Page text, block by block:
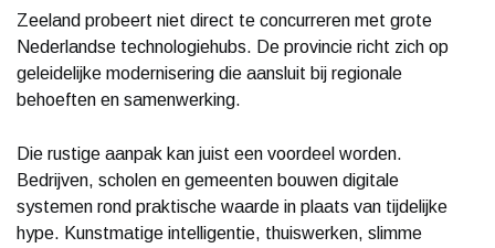
Zeeland probeert niet direct te concurreren met grote
Nederlandse technologiehubs. De provincie richt zich op
geleidelijke modernisering die aansluit bij regionale
behoeften en samenwerking.
Die rustige aanpak kan juist een voordeel worden.
Bedrijven, scholen en gemeenten bouwen digitale
systemen rond praktische waarde in plaats van tijdelijke
hype. Kunstmatige intelligentie, thuiswerken, slimme